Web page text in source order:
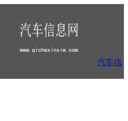
汽车信